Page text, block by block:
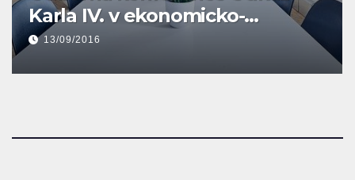
Nejsem Rus – novela
16/06/2016